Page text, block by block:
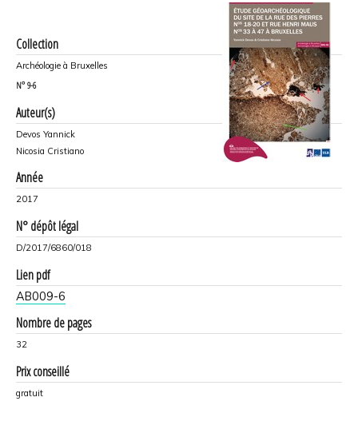
Collection
Archéologie à Bruxelles
N° 9-6
Auteur(s)
Devos Yannick
Nicosia Cristiano
Année
2017
N° dépôt légal
D/2017/6860/018
Lien pdf
AB009-6
Nombre de pages
32
Prix conseillé
gratuit